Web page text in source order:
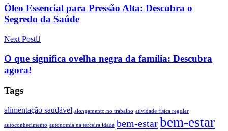
Óleo Essencial para Pressão Alta: Descubra o
Segredo da Saúde
Next Post
O que significa ovelha negra da família: Descubra
agora!
Tags
alimentação saudável alongamento no trabalho atividade física regular
autoconhecimento autonomia na terceira idade bem-estarbem-estar